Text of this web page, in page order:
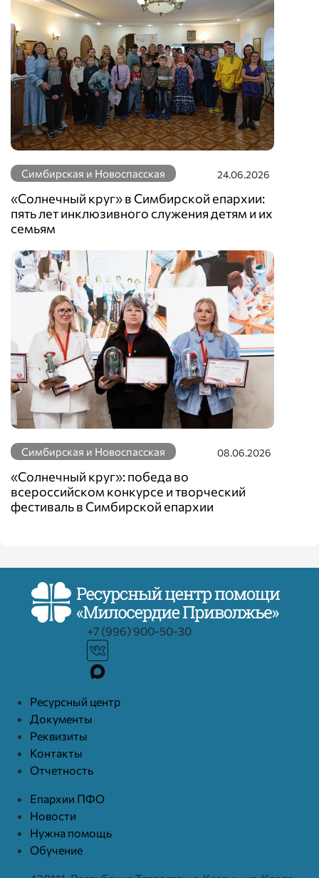
Симбирская и Новоспасская 24.06.2026
«Солнечный круг» в Симбирской епархии:
пять лет инклюзивного служения детям и их
семьям
Симбирская и Новоспасская 08.06.2026
«Солнечный круг»: победа во
всероссийском конкурсе и творческий
фестиваль в Симбирской епархии
+7 (996) 900-50-30
Ресурcный центр
Документы
Реквизиты
Контакты
Отчетность
Епархии ПФО
Новости
Нужна помощь
Обучение